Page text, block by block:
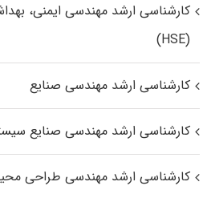
کارشناسی ارشد مهندسی ایمنی،
(HSE)
کارشناسی ارشد مهندسی صنایع
کارشناسی ارشد مهندسی صنایع
کارشناسی ارشد مهندسی طراحی